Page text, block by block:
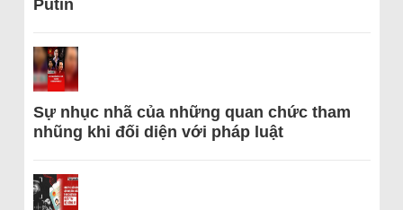
Putin
Sự nhục nhã của những quan chức tham
nhũng khi đối diện với pháp luật